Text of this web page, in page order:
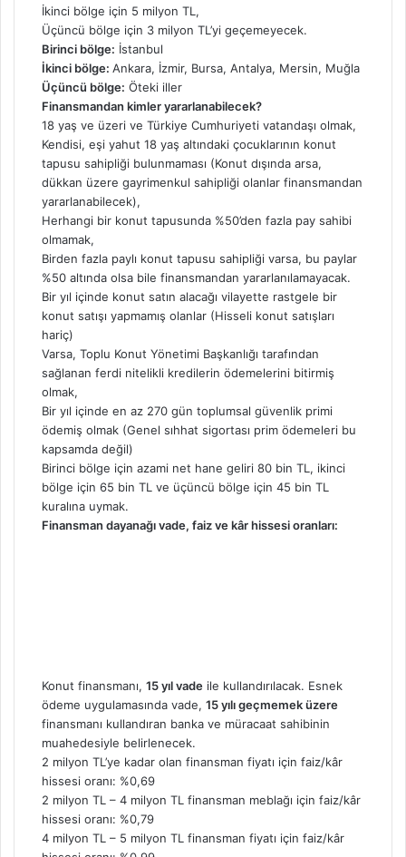
İkinci bölge için 5 milyon TL,
Üçüncü bölge için 3 milyon TL’yi geçemeyecek.
Birinci bölge: İstanbul
İkinci bölge: Ankara, İzmir, Bursa, Antalya, Mersin, Muğla
Üçüncü bölge: Öteki iller
Finansmandan kimler yararlanabilecek?
18 yaş ve üzeri ve Türkiye Cumhuriyeti vatandaşı olmak,
Kendisi, eşi yahut 18 yaş altındaki çocuklarının konut
tapusu sahipliği bulunmaması (Konut dışında arsa,
dükkan üzere gayrimenkul sahipliği olanlar finansmandan
yararlanabilecek),
Herhangi bir konut tapusunda %50’den fazla pay sahibi
olmamak,
Birden fazla paylı konut tapusu sahipliği varsa, bu paylar
%50 altında olsa bile finansmandan yararlanılamayacak.
Bir yıl içinde konut satın alacağı vilayette rastgele bir
konut satışı yapmamış olanlar (Hisseli konut satışları
hariç)
Varsa, Toplu Konut Yönetimi Başkanlığı tarafından
sağlanan ferdi nitelikli kredilerin ödemelerini bitirmiş
olmak,
Bir yıl içinde en az 270 gün toplumsal güvenlik primi
ödemiş olmak (Genel sıhhat sigortası prim ödemeleri bu
kapsamda değil)
Birinci bölge için azami net hane geliri 80 bin TL, ikinci
bölge için 65 bin TL ve üçüncü bölge için 45 bin TL
kuralına uymak.
Finansman dayanağı vade, faiz ve kâr hissesi oranları:
Konut finansmanı, 15 yıl vade ile kullandırılacak. Esnek
ödeme uygulamasında vade, 15 yılı geçmemek üzere
finansmanı kullandıran banka ve müracaat sahibinin
muahedesiyle belirlenecek.
2 milyon TL’ye kadar olan finansman fiyatı için faiz/kâr
hissesi oranı: %0,69
2 milyon TL – 4 milyon TL finansman meblağı için faiz/kâr
hissesi oranı: %0,79
4 milyon TL – 5 milyon TL finansman fiyatı için faiz/kâr